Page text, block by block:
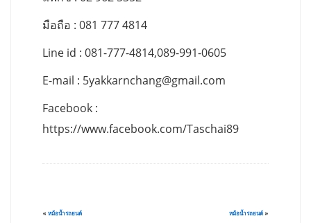
มือถือ : 081 777 4814
Line id : 081-777-4814,089-991-0605
E-mail : 5yakkarnchang@gmail.com
Facebook :
https://www.facebook.com/Taschai89
« หม้อน้ำรถยนต์ หม้อน้ำรถยนต์ »